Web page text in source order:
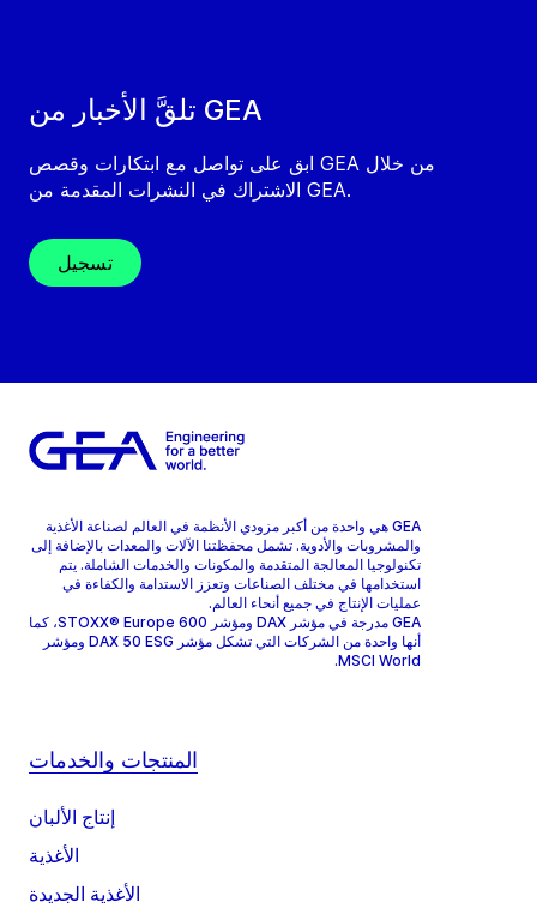
تلقَّ الأخبار من GEA
ابق على تواصل مع ابتكارات وقصص GEA من خلال
الاشتراك في النشرات المقدمة من GEA.
تسجيل
GEA هي واحدة من أكبر مزودي الأنظمة في العالم لصناعة الأغذية
والمشروبات والأدوية. تشمل محفظتنا الآلات والمعدات بالإضافة إلى
تكنولوجيا المعالجة المتقدمة والمكونات والخدمات الشاملة. يتم
استخدامها في مختلف الصناعات وتعزز الاستدامة والكفاءة في
عمليات الإنتاج في جميع أنحاء العالم.
GEA مدرجة في مؤشر DAX ومؤشر STOXX® Europe 600، كما
أنها واحدة من الشركات التي تشكل مؤشر DAX 50 ESG ومؤشر
MSCI World.
المنتجات والخدمات
إنتاج الألبان
الأغذية
الأغذية الجديدة